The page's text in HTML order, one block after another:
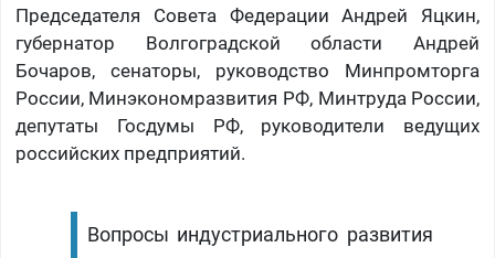
Председателя Совета Федерации Андрей Яцкин,
губернатор Волгоградской области Андрей
Бочаров, сенаторы, руководство Минпромторга
России, Минэкономразвития РФ, Минтруда России,
депутаты Госдумы РФ, руководители ведущих
российских предприятий.
Вопросы индустриального развития